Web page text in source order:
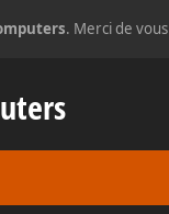
. Merci de vous